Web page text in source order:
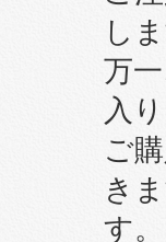
しま
万
入
ご
き
す